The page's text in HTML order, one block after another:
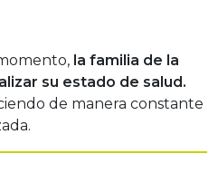
la familia de la
su estado de salud.
de manera constante